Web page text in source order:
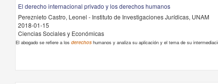
El derecho internacional privado y los derechos humanos
Pereznieto Castro, Leonel - Instituto de Investigaciones Jurídicas, UNAM
2018-01-15
Ciencias Sociales y Económicas
El abogado se refiere a los derechoshumanos y analiza su aplicación y el tema de su